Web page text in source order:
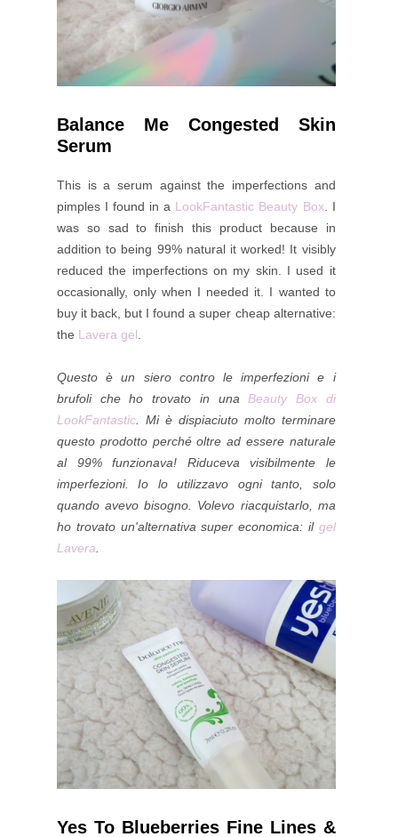
Balance Me Congested Skin
Serum
This is a serum against the imperfections and
pimples I found in a LookFantastic Beauty Box . I
was so sad to finish this product because in
addition to being 99% natural it worked! It visibly
reduced the imperfections on my skin. I used it
occasionally, only when I needed it. I wanted to
buy it back, but I found a super cheap alternative:
the Lavera gel
Questo è un siero contro le imperfezioni e i
brufoli che ho trovato in una Beauty Box di
LookFantastic . Mi è dispiaciuto molto terminare
questo prodotto perché oltre ad essere naturale
al 99% funzionava! Riduceva visibilmente le
imperfezioni. Io lo utilizzavo ogni tanto, solo
quando avevo bisogno. Volevo riacquistarlo, ma
ho trovato un'alternativa super economica: il gel
Lavera
Yes To Blueberries Fine Lines &